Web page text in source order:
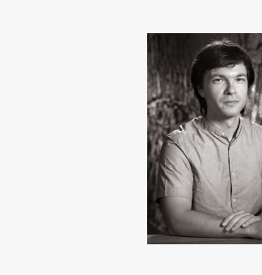
Mednarodno sodelovanje
Članstva v združenjih
Tržna dejavnost